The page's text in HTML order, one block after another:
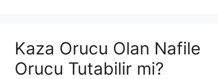
Kaza Orucu Olan Nafile
Orucu Tutabilir mi?